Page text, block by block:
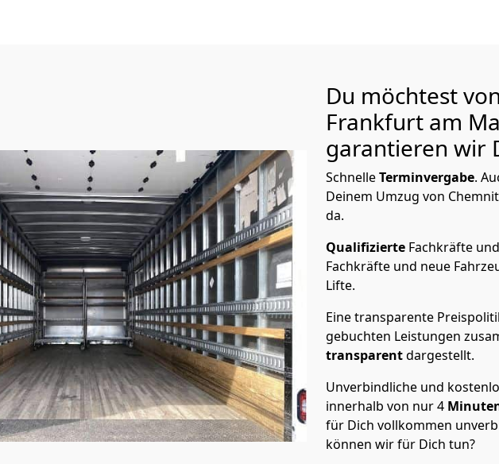
Du möchtest
Frankfurt am
garantieren wir
SchnelleTerminvergabe.
Deinem Umzug von
da.
Qualifizierte Fachkräfte
Fachkräfte und neue
Lifte.
Eine transparente
gebuchten Leistungen
transparentdargestellt.
Unverbindliche und
innerhalb von nur4
für Dich vollkommen
können wir für Dich tun?